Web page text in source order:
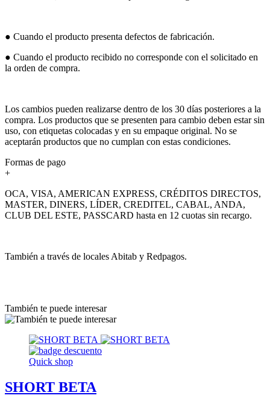
● Cuando el producto presenta defectos de fabricación.
● Cuando el producto recibido no corresponde con el solicitado en
la orden de compra.
Los cambios pueden realizarse dentro de los 30 días posteriores a la
compra. Los productos que se presenten para cambio deben estar sin
uso, con etiquetas colocadas y en su empaque original. No se
aceptarán productos que no cumplan con estas condiciones.
Formas de pago
+
OCA, VISA, AMERICAN EXPRESS, CRÉDITOS DIRECTOS,
MASTER, DINERS, LÍDER, CREDITEL, CABAL, ANDA,
CLUB DEL ESTE, PASSCARD hasta en 12 cuotas sin recargo.
También a través de locales Abitab y Redpagos.
También te puede interesar
Quick shop
SHORT BETA